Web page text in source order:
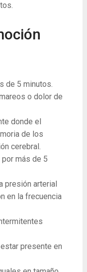
de 5 minutos.
o dolor de
donde el
de los
cerebral.
más de 5
presión arterial
en la frecuencia
presente en